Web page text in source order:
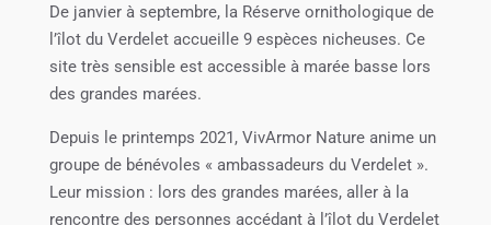
De janvier à septembre, la Réserve ornithologique de
l’îlot du Verdelet accueille 9 espèces nicheuses. Ce
site très sensible est accessible à marée basse lors
des grandes marées.
Depuis le printemps 2021, VivArmor Nature anime un
groupe de bénévoles « ambassadeurs du Verdelet ».
Leur mission : lors des grandes marées, aller à la
rencontre des personnes accédant à l’îlot du Verdelet